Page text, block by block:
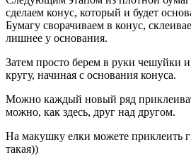
сделаем конус, который и будет
Бумагу сворачиваем в конус,
лишнее у основания.
Затем просто берем в руки чешуйки
кругу, начиная с основания конуса.
Можно каждый новый ряд
можно, как здесь, друг над другом.
На макушку елки можете приклеить
такая))